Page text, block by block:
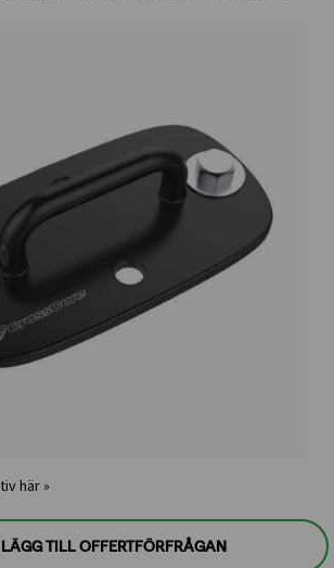
Se leveransalternativ här »
LÄGG TILL OFFERTFÖRFRÅGAN